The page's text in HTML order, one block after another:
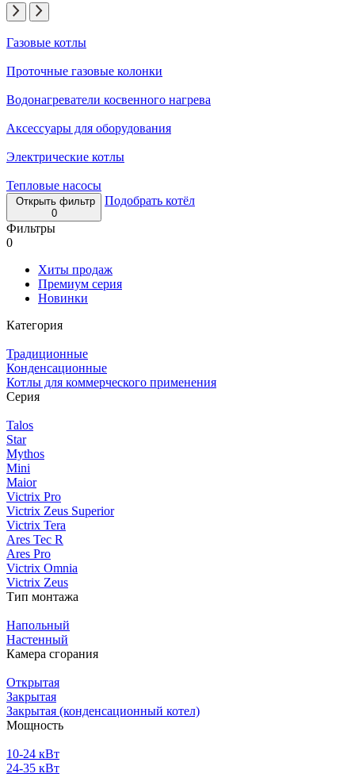
Газовые котлы
Проточные газовые колонки
Водонагреватели косвенного нагрева
Аксессуары для оборудования
Электрические котлы
Тепловые насосы
Открыть фильтр
0
Подобрать котёл
Фильтры
0
Хиты продаж
Премиум серия
Новинки
Категория
Традиционные
Конденсационные
Котлы для коммерческого применения
Серия
Talos
Star
Mythos
Mini
Maior
Victrix Pro
Victrix Zeus Superior
Victrix Tera
Ares Tec R
Ares Pro
Victrix Omnia
Victrix Zeus
Тип монтажа
Напольный
Настенный
Камера сгорания
Открытая
Закрытая
Закрытая (конденсационный котел)
Мощность
10-24 кВт
24-35 кВт